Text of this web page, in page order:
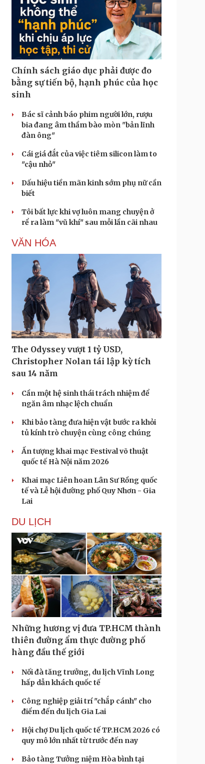
Chính sách giáo dục phải được đo
bằng sự tiến bộ, hạnh phúc của học
sinh
Bác sĩ cảnh báo phim người lớn, rượu
bia đang âm thầm bào mòn "bản lĩnh
đàn ông"
Cái giá đắt của việc tiêm silicon làm to
"cậu nhỏ"
Dấu hiệu tiền mãn kinh sớm phụ nữ cần
biết
Tôi bất lực khi vợ luôn mang chuyện ở
rể ra làm "vũ khí" sau mỗi lần cãi nhau
VĂN HÓA
The Odyssey vượt 1 tỷ USD,
Christopher Nolan tái lập kỳ tích
sau 14 năm
Cần một hệ sinh thái trách nhiệm để
ngăn âm nhạc lệch chuẩn
Khi bảo tàng đưa hiện vật bước ra khỏi
tủ kính trò chuyện cùng công chúng
Ấn tượng khai mạc Festival võ thuật
quốc tế Hà Nội năm 2026
Khai mạc Liên hoan Lân Sư Rồng quốc
tế và Lễ hội đường phố Quy Nhơn - Gia
Lai
DU LỊCH
Những hương vị đưa TP.HCM thành
thiên đường ẩm thực đường phố
hàng đầu thế giới
Nối đà tăng trưởng, du lịch Vĩnh Long
hấp dẫn khách quốc tế
Công nghiệp giải trí "chắp cánh" cho
điểm đến du lịch Gia Lai
Hội chợ Du lịch quốc tế TP.HCM 2026 có
quy mô lớn nhất từ trước đến nay
Bảo tàng Tưởng niệm Hòa bình tại